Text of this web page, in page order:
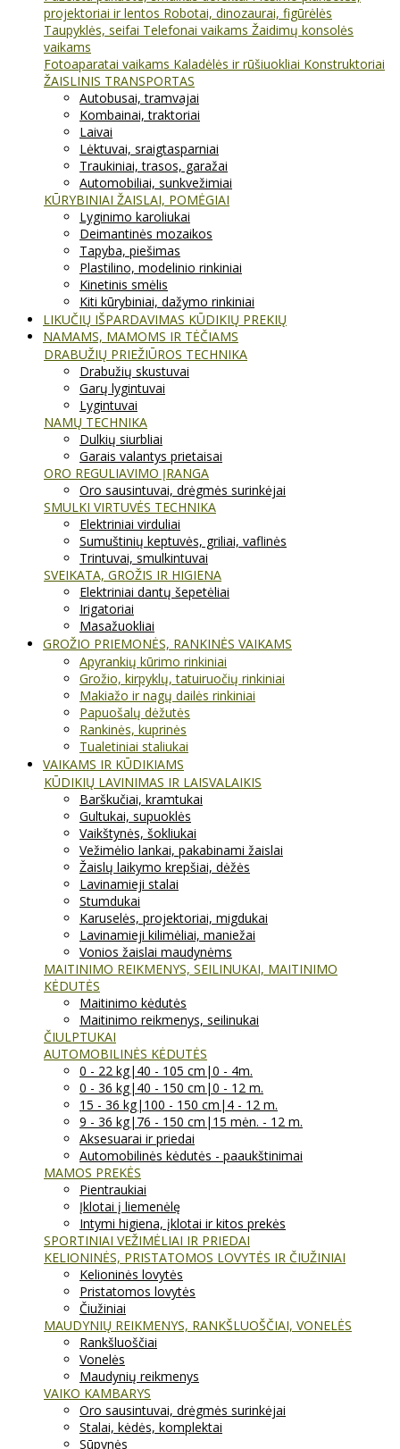
projektoriai ir lentos Robotai, dinozaurai, figūrėlės
Taupyklės, seifai Telefonai vaikams Žaidimų konsolės
vaikams
Fotoaparatai vaikams Kaladėlės ir rūšiuokliai Konstruktoriai
ŽAISLINIS TRANSPORTAS
Autobusai, tramvajai
Kombainai, traktoriai
Laivai
Lėktuvai, sraigtasparniai
Traukiniai, trasos, garažai
Automobiliai, sunkvežimiai
KŪRYBINIAI ŽAISLAI, POMĖGIAI
Lyginimo karoliukai
Deimantinės mozaikos
Tapyba, piešimas
Plastilino, modelinio rinkiniai
Kinetinis smėlis
Kiti kūrybiniai, dažymo rinkiniai
LIKUČIŲ IŠPARDAVIMAS KŪDIKIŲ PREKIŲ
NAMAMS, MAMOMS IR TĖČIAMS
DRABUŽIŲ PRIEŽIŪROS TECHNIKA
Drabužių skustuvai
Garų lygintuvai
Lygintuvai
NAMŲ TECHNIKA
Dulkių siurbliai
Garais valantys prietaisai
ORO REGULIAVIMO ĮRANGA
Oro sausintuvai, drėgmės surinkėjai
SMULKI VIRTUVĖS TECHNIKA
Elektriniai virduliai
Sumuštinių keptuvės, griliai, vaflinės
Trintuvai, smulkintuvai
SVEIKATA, GROŽIS IR HIGIENA
Elektriniai dantų šepetėliai
Irigatoriai
Masažuokliai
GROŽIO PRIEMONĖS, RANKINĖS VAIKAMS
Apyrankių kūrimo rinkiniai
Grožio, kirpyklų, tatuiruočių rinkiniai
Makiažo ir nagų dailės rinkiniai
Papuošalų dėžutės
Rankinės, kuprinės
Tualetiniai staliukai
VAIKAMS IR KŪDIKIAMS
KŪDIKIŲ LAVINIMAS IR LAISVALAIKIS
Barškučiai, kramtukai
Gultukai, supuoklės
Vaikštynės, šokliukai
Vežimėlio lankai, pakabinami žaislai
Žaislų laikymo krepšiai, dėžės
Lavinamieji stalai
Stumdukai
Karuselės, projektoriai, migdukai
Lavinamieji kilimėliai, maniežai
Vonios žaislai maudynėms
MAITINIMO REIKMENYS, SEILINUKAI, MAITINIMO
KĖDUTĖS
Maitinimo kėdutės
Maitinimo reikmenys, seilinukai
ČIULPTUKAI
AUTOMOBILINĖS KĖDUTĖS
0 - 22 kg|40 - 105 cm|0 - 4m.
0 - 36 kg|40 - 150 cm|0 - 12 m.
15 - 36 kg|100 - 150 cm|4 - 12 m.
9 - 36 kg|76 - 150 cm|15 mėn. - 12 m.
Aksesuarai ir priedai
Automobilinės kėdutės - paaukštinimai
MAMOS PREKĖS
Pientraukiai
Įklotai į liemenėlę
Intymi higiena, įklotai ir kitos prekės
SPORTINIAI VEŽIMĖLIAI IR PRIEDAI
KELIONINĖS, PRISTATOMOS LOVYTĖS IR ČIUŽINIAI
Kelioninės lovytės
Pristatomos lovytės
Čiužiniai
MAUDYNIŲ REIKMENYS, RANKŠLUOŠČIAI, VONELĖS
Rankšluoščiai
Vonelės
Maudynių reikmenys
VAIKO KAMBARYS
Oro sausintuvai, drėgmės surinkėjai
Stalai, kėdės, komplektai
Sūpynės